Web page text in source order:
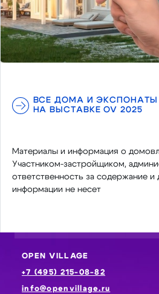
ВСЕ ДОМА И ЭКСПОНАТЫ
НА ВЫСТАВКЕ OV 2025
Материалы и информация о
Участником-застройщиком,
ответственность за содержание и
информации не несет
OPEN VILLAGE
+7 (495) 215-08-82
info@openvillage.ru